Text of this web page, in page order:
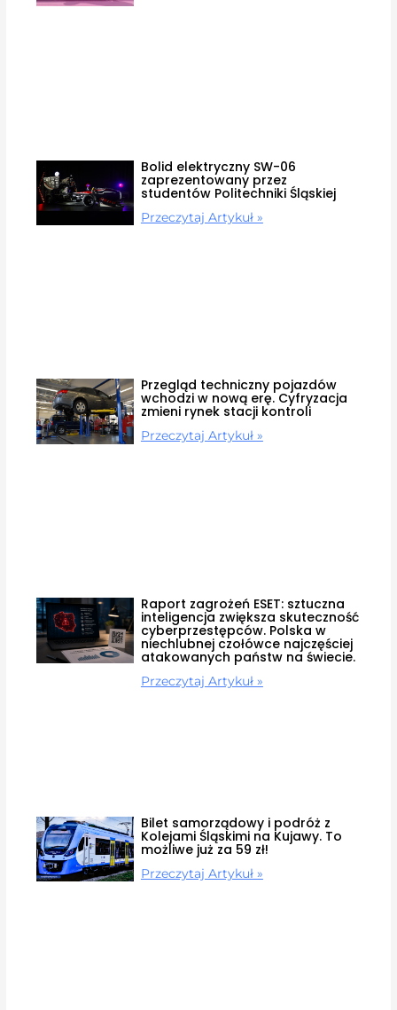
Bolid elektryczny SW-06
zaprezentowany przez
studentów Politechniki Śląskiej
Przeczytaj Artykuł »
Przegląd techniczny pojazdów
wchodzi w nową erę. Cyfryzacja
zmieni rynek stacji kontroli
Przeczytaj Artykuł »
Raport zagrożeń ESET: sztuczna
inteligencja zwiększa skuteczność
cyberprzestępców. Polska w
niechlubnej czołówce najczęściej
atakowanych państw na świecie.
Przeczytaj Artykuł »
Bilet samorządowy i podróż z
Kolejami Śląskimi na Kujawy. To
możliwe już za 59 zł!
Przeczytaj Artykuł »